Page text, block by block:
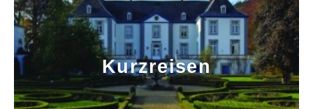
Kurzreisen